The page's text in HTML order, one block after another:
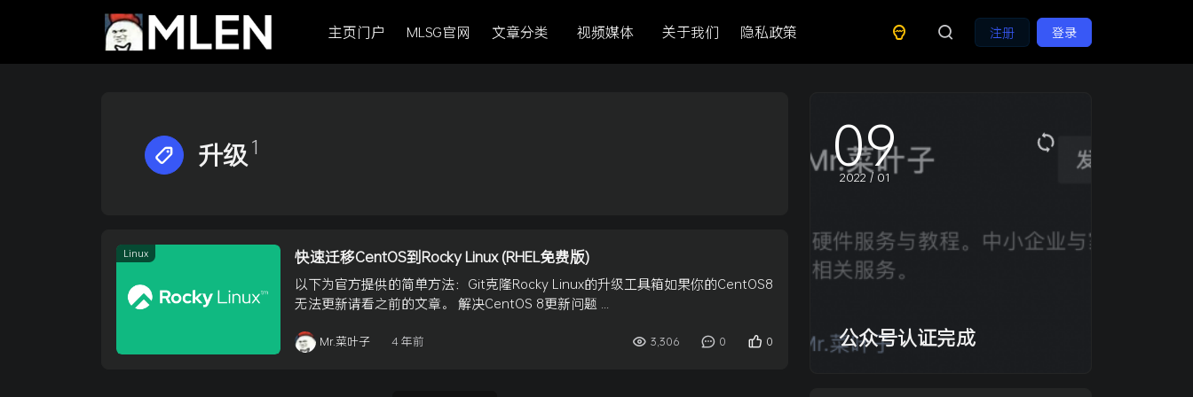
主页门户 MLSG官网 文章分类 视频媒体 关于我们 隐私政策 注册 登录
升级1
Linux 快速迁移CentOS到Rocky Linux (RHEL免费版)
以下为官方提供的简单方法：Git克隆Rocky Linux的升级工具箱如果你的CentOS8
无法更新请看之前的文章。 解决CentOS 8更新问题 ...
Mr.菜叶子 4 年前 3,306 0 0 公众号认证完成
09
2022 / 01